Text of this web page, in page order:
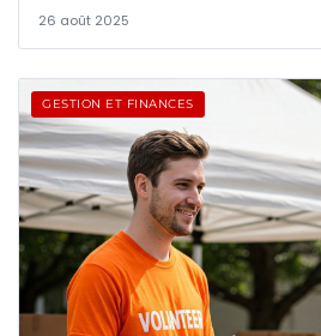
26 août 2025
GESTION ET FINANCES